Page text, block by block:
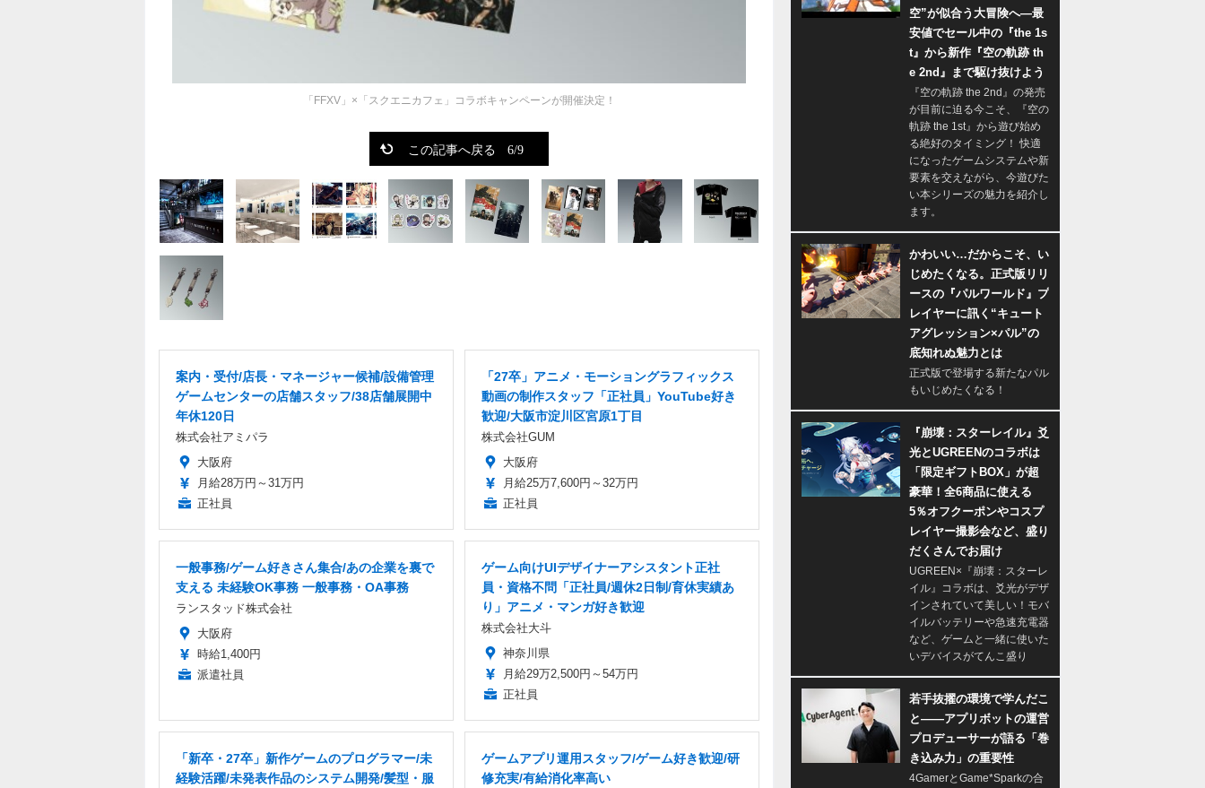
「FFXV」×「スクエニカフェ」コラボキャンペーンが開催決定！
この記事へ戻る 6/9
案内・受付/店長・マネージャー候補/設備管理
ゲームセンターの店舗スタッフ/38店舗展開中
年休120日
株式会社アミパラ
大阪府
月給28万円～31万円
正社員
「27卒」アニメ・モーショングラフィックス
動画の制作スタッフ「正社員」YouTube好き
歓迎/大阪市淀川区宮原1丁目
株式会社GUM
大阪府
月給25万7,600円～32万円
正社員
一般事務/ゲーム好きさん集合/あの企業を裏で
支える 未経験OK事務 一般事務・OA事務
ランスタッド株式会社
大阪府
時給1,400円
派遣社員
ゲーム向けUIデザイナーアシスタント正社
員・資格不問「正社員/週休2日制/育休実績あ
り」アニメ・マンガ好き歓迎
株式会社大斗
神奈川県
月給29万2,500円～54万円
正社員
「新卒・27卒」新作ゲームのプログラマー/未
経験活躍/未発表作品のシステム開発/髪型・服
ゲームアプリ運用スタッフ/ゲーム好き歓迎/研
修充実/有給消化率高い
空”が似合う大冒険へ―最
安値でセール中の『the 1s
t』から新作『空の軌跡 th
e 2nd』まで駆け抜けよう
『空の軌跡 the 2nd』の発売
が目前に迫る今こそ、『空の
軌跡 the 1st』から遊び始め
る絶好のタイミング！ 快適
になったゲームシステムや新
要素を交えながら、今遊びた
い本シリーズの魅力を紹介し
ます。
かわいい…だからこそ、い
じめたくなる。正式版リリ
ースの『パルワールド』プ
レイヤーに訊く“キュート
アグレッション×パル”の
底知れぬ魅力とは
正式版で登場する新たなパル
もいじめたくなる！
『崩壊：スターレイル』爻
光とUGREENのコラボは
「限定ギフトBOX」が超
豪華！全6商品に使える
5％オフクーポンやコスプ
レイヤー撮影会など、盛り
だくさんでお届け
UGREEN×『崩壊：スターレ
イル』コラボは、爻光がデザ
インされていて美しい！モバ
イルバッテリーや急速充電器
など、ゲームと一緒に使いた
いデバイスがてんこ盛り
若手抜擢の環境で学んだこ
と――アプリボットの運営
プロデューサーが語る「巻
き込み力」の重要性
4GamerとGame*Sparkの合